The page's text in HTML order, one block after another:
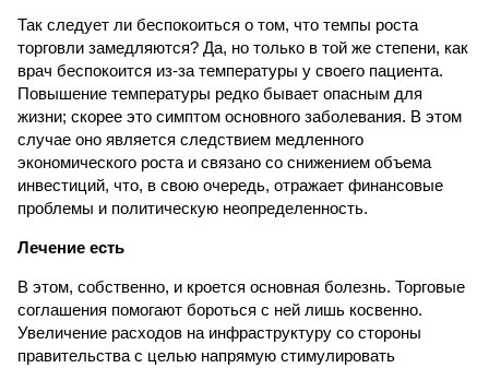
Так следует ли беспокоиться о том, что темпы роста
торговли замедляются? Да, но только в той же степени, как
врач беспокоится из-за температуры у своего пациента.
Повышение температуры редко бывает опасным для
жизни; скорее это симптом основного заболевания. В этом
случае оно является следствием медленного
экономического роста и связано со снижением объема
инвестиций, что, в свою очередь, отражает финансовые
проблемы и политическую неопределенность.
Лечение есть
В этом, собственно, и кроется основная болезнь. Торговые
соглашения помогают бороться с ней лишь косвенно.
Увеличение расходов на инфраструктуру со стороны
правительства с целью напрямую стимулировать